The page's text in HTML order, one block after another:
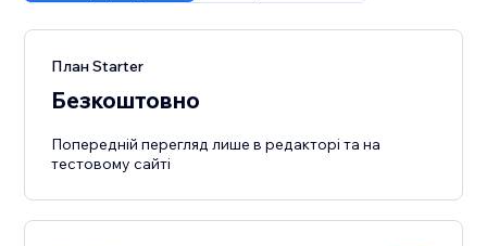
План Starter
Безкоштовно
Попередній перегляд лише в редакторі та на
тестовому сайті